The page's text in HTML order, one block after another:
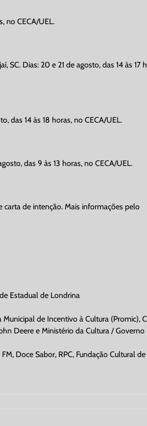
no CECA/UEL.
SC. Dias: 20 e 21 de agosto, das 14 às 17
das 14 às 18 horas, no CECA/UEL.
das 9 às 13 horas, no CECA/UEL.
carta de intenção. Mais informações pelo
Estadual de Londrina
de Incentivo à Cultura (Promic),
Deere e Ministério da Cultura / Governo
Doce Sabor, RPC, Fundação Cultural